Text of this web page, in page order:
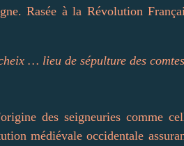
Rasée à la Révolution
… lieu de sépulture des
des seigneuries comme
médiévale occidentale